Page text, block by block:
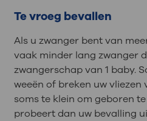
Te vroeg bevallen
Als u zwanger bent van
vaak minder lang zwanger
zwangerschap van 1 baby.
weeën of breken uw vliezen
soms te klein om geboren
probeert dan uw bevalling